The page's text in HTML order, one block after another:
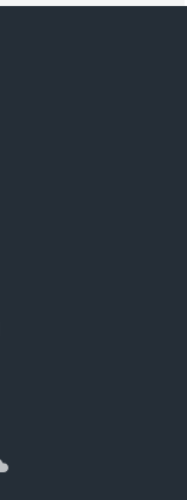
SoundCloud